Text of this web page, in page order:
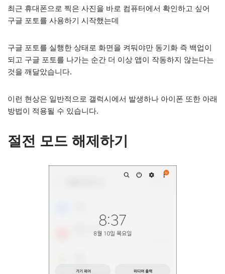
최근 휴대폰으로 찍은 사진을 바로 컴퓨터에서 확인하고 싶어
구글 포토를 사용하기 시작했는데
구글 포토를 실행한 상태로 화면을 켜둬야만 동기화 즉 백업이
되고 구글 포토를 나가는 순간 더 이상 앱이 작동하지 않는다는
것을 깨달았습니다.
이런 현상은 일반적으로 갤럭시에서 발생하나 아이폰 또한 아래
방법이 적용될 수 있습니다.
절전 모드 해제하기